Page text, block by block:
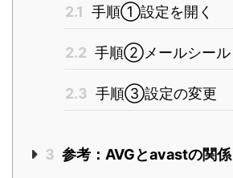
2.1 手順①設定を開く
2.2 手順②メールシール
2.3 手順③設定の変更
3 参考：AVGとavastの関係